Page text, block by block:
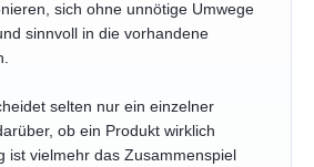
sich ohne unnötige Umwege
sinnvoll in die vorhandene
selten nur ein einzelner
ob ein Produkt wirklich
ist vielmehr das Zusammenspiel